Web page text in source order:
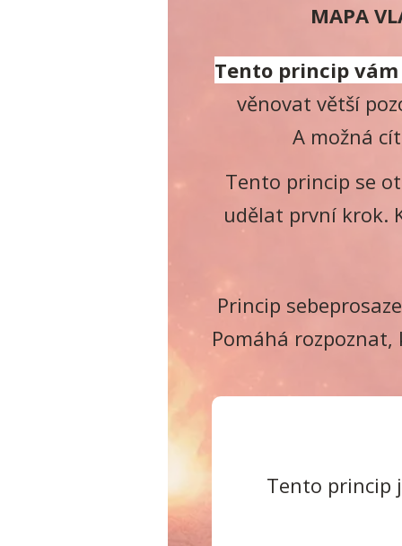
MAPA
Tento princip
věnovat větší
A možná
Tento princip se
udělat první krok.
Princip
Pomáhá
Tento princip